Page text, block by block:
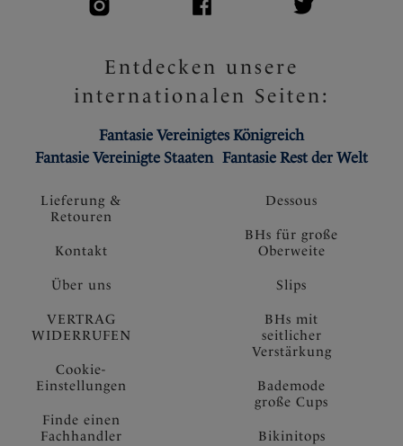
Lieferung &
Retouren
Kontakt
Über uns
VERTRAG
WIDERRUFEN
Cookie-
Einstellungen
Finde einen
Fachhandler
Entdecken unsere
internationalen Seiten:
Fantasie Vereinigtes Königreich
Fantasie Vereinigte Staaten Fantasie Rest der Welt
Dessous
BHs für große
Oberweite
Slips
BHs mit
seitlicher
Verstärkung
Bademode
große Cups
Bikinitops